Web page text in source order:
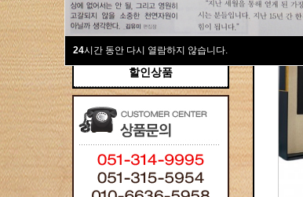
24시간 동안 다시 열람하지 않습니다.
와인
선물용
할인상품